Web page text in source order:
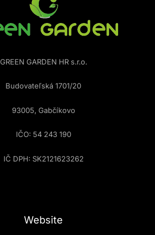
GREEN GARDEN HR s.r.o.
Budovateľská 1701/20
93005, Gabčíkovo
IČO: 54 243 190
IČ DPH: SK2121623262
Website